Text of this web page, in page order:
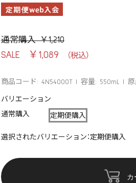
通常購入 ￥1,210
￥1,089
商品コード: 4N54000T 容量: 550mL
バリエーション
通常購入 定期便購入
選択されたバリエーション：定期便購入
カ